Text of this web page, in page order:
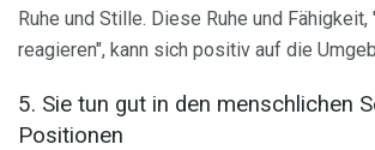
Ruhe und Stille. Diese Ruhe und Fähigkeit,
reagieren", kann sich positiv auf die
5. Sie tun gut in den menschlichen
Positionen